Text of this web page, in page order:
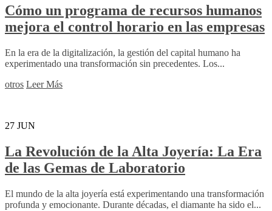
Cómo un programa de recursos humanos
mejora el control horario en las empresas
En la era de la digitalización, la gestión del capital humano ha
experimentado una transformación sin precedentes. Los...
otros Leer Más
27 JUN
La Revolución de la Alta Joyería: La Era
de las Gemas de Laboratorio
El mundo de la alta joyería está experimentando una transformación
profunda y emocionante. Durante décadas, el diamante ha sido el...